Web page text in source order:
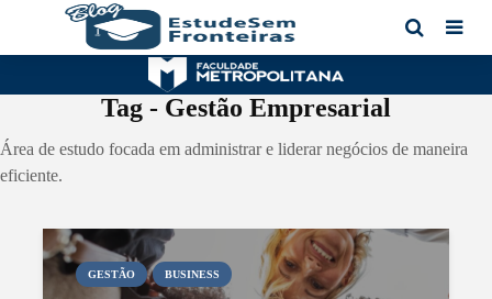
Tag - Gestão Empresarial
Área de estudo focada em administrar e liderar negócios de maneira
eficiente.
GESTÃO BUSINESS